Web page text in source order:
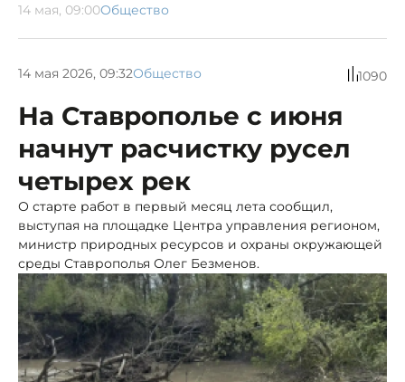
14 мая, 09:00Общество
14 мая 2026, 09:32Общество 1090
На Ставрополье с июня
начнут расчистку русел
четырех рек
О старте работ в первый месяц лета сообщил,
выступая на площадке Центра управления регионом,
министр природных ресурсов и охраны окружающей
среды Ставрополья Олег Безменов.